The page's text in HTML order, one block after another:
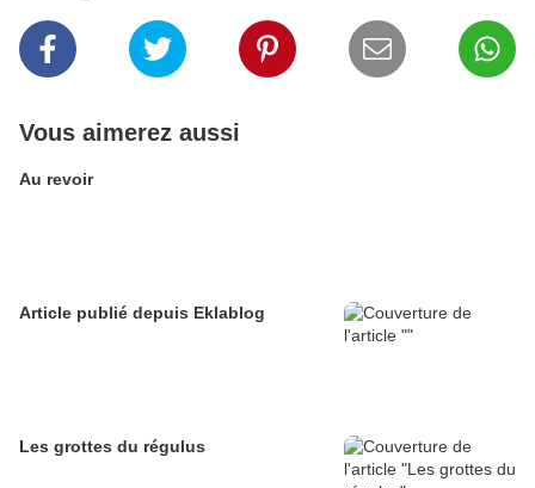
Vous aimerez aussi
Au revoir
Article publié depuis Eklablog
Les grottes du régulus